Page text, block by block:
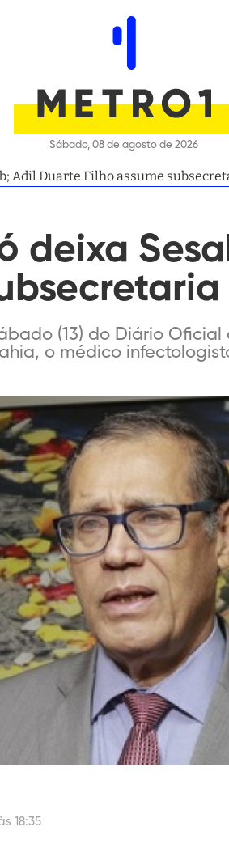
Sábado, 08 de agosto de 2026
Adil Duarte Filho assume
deixa
(13) do Diário
o médico
18:35